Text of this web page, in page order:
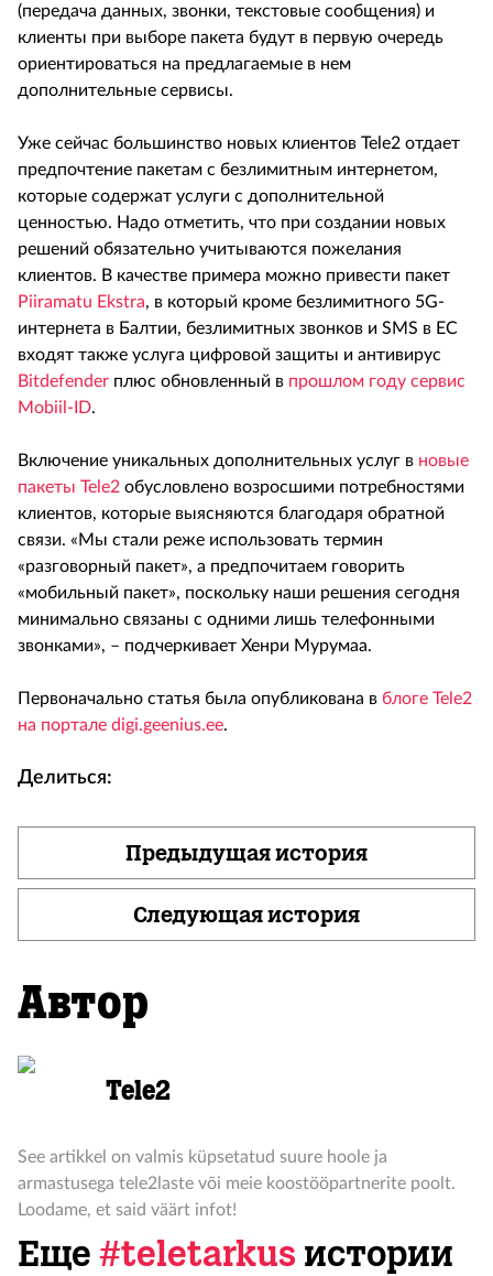
(передача данных, звонки, текстовые сообщения) и
клиенты при выборе пакета будут в первую очередь
ориентироваться на предлагаемые в нем
дополнительные сервисы.
Уже сейчас большинство новых клиентов Tele2 отдает
предпочтение пакетам с безлимитным интернетом,
которые содержат услуги с дополнительной
ценностью. Надо отметить, что при создании новых
решений обязательно учитываются пожелания
клиентов. В качестве примера можно привести пакет
Piiramatu Ekstra, в который кроме безлимитного 5G-
интернета в Балтии, безлимитных звонков и SMS в ЕС
входят также услуга цифровой защиты и антивирус
Bitdefender плюс обновленный в прошлом году сервис
Mobiil-ID.
Включение уникальных дополнительных услуг в новые
пакеты Tele2 обусловлено возросшими потребностями
клиентов, которые выясняются благодаря обратной
связи. «Мы стали реже использовать термин
«разговорный пакет», а предпочитаем говорить
«мобильный пакет», поскольку наши решения сегодня
минимально связаны с одними лишь телефонными
звонками», – подчеркивает Хенри Мурумаа.
Первоначально статья была опубликована в блоге Tele2
на портале digi.geenius.ee.
Делиться:
Предыдущая история
Следующая история
Автор
Tele2
See artikkel on valmis küpsetatud suure hoole ja
armastusega tele2laste või meie koostööpartnerite poolt.
Loodame, et said väärt infot!
Еще #teletarkus истории